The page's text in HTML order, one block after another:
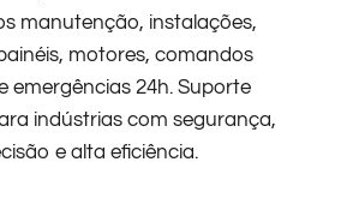
manutenção, instalações,
motores, comandos
emergências 24h. Suporte
indústrias com segurança,
e alta eficiência.